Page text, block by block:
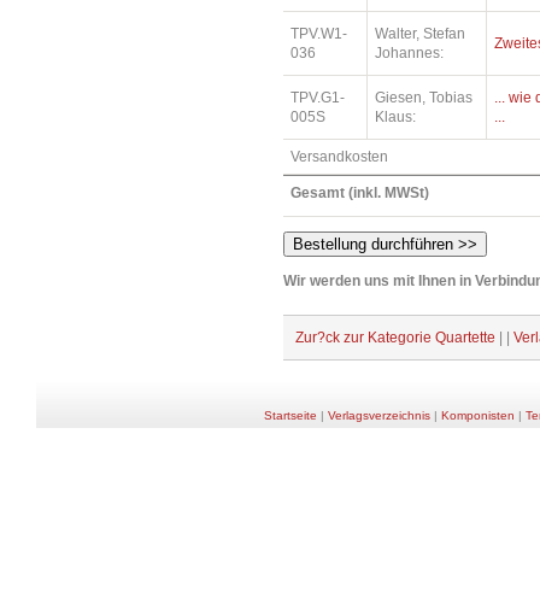
TPV.W1-
036
Walter, Stefan
Johannes:
TPV.G1-
005S
Giesen, Tobias
Klaus:
... wie
...
Versandkosten
Gesamt (inkl. MWSt)
Wir werden uns mit Ihnen in
Zur?ck zur Kategorie Quartette
Startseite | Verlagsverzeichnis| Komponisten |